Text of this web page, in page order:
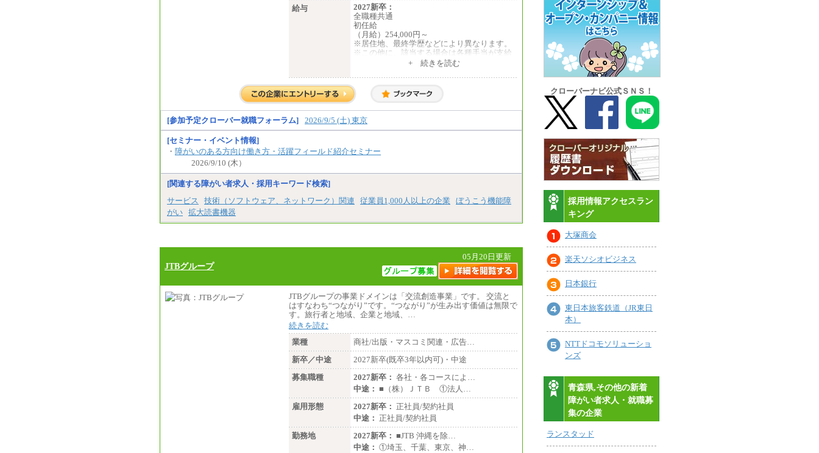
給与
2027新卒：
全職種共通
初任給
（月給）254,000円～
※居住地、最終学歴などにより異なります。
※この他に、該当する場合は各種手当が支給
※試用期間中も給与に変更はございません。
中途：
全職種共通
※居住地、年齢により異なります。
※この他に、該当する場合は各種手当が支給
+ 続きを読む
[参加予定クローバー就職フォーラム] 2026/9/5 (土) 東京
[セミナー・イベント情報]
・ 障がいのある方向け働き方・活躍フィールド紹介セミナー
2026/9/10 (木）
[関連する障がい者求人・採用キーワード検索]
サービス
技術（ソフトウェア、ネットワーク）関連 従業員1,000人以上の企業
ぼうこう機能障
がい 拡大読書機器
JTBグループ
05月20日更新
JTBグループの事業ドメインは「交流創造事業」です。 交流と
はすなわち“つながり”です。“つながり”が生み出す価値は無限で
す。旅行者と地域、企業と地域、…
続きを読む
業種
商社/出版・マスコミ関連・広告…
新卒／中途
2027新卒(既卒3年以内可)・中途
募集職種
2027新卒： 各社・各コースによ…
中途： ■（株）ＪＴＢ ①法人…
雇用形態
2027新卒： 正社員/契約社員
中途： 正社員/契約社員
勤務地
2027新卒： ■JTB 沖縄を除…
中途： ①埼玉、千葉、東京、神…
クローバーナビ公式ＳＮＳ！
採用情報アクセスラン
キング
大塚商会
楽天ソシオビジネス
日本銀行
東日本旅客鉄道（JR東日
本）
NTTドコモソリューショ
ンズ
青森県,その他の新着
障がい者求人・就職募
集の企業
ランスタッド